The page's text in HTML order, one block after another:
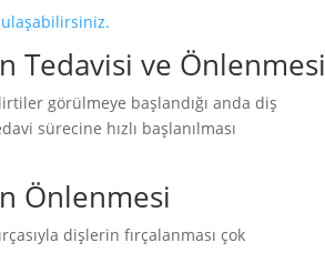
Tedavisi ve Önlenmesi
görülmeye başlandığı anda diş
sürecine hızlı başlanılması
Önlenmesi
dişlerin fırçalanması çok